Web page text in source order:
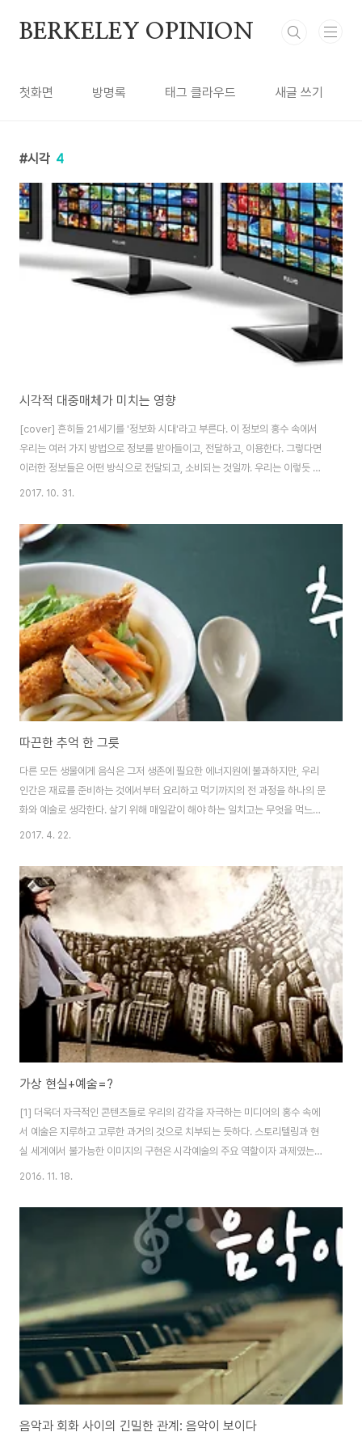
BERKELEY OPINION
첫화면 방명록 태그 클라우드 새글 쓰기
시각 4
시각적 대중매체가 미치는 영향
[cover] 흔히들 21세기를 '정보화 시대'라고 부른다. 이 정보의 홍수 속에서
우리는 여러 가지 방법으로 정보를 받아들이고, 전달하고, 이용한다. 그렇다면
이러한 정보들은 어떤 방식으로 전달되고, 소비되는 것일까. 우리는 이렇듯 무
언가를 남들에게 전달해주는 행태를 매체, 혹은 미디어라고 부른다. 매체의 사
매체 (Media)는 라틴어의 "중간 (Media)"을 뜻하는 단어에서 파생되어 생긴
단어인데, 따라서 어떠한 정보를 사람들에게 전해주는 것들은 모두 하나의 매
체라고 할 수 있다. 매체에는 다양한 종류들이 있다. 광고매체, 대중매체, 기억
매체, 그리고 제사 매체 등이 그러한 종류이다. 필자는 그중에서도 오늘날 가장
많은 ..
2017. 10. 31.
따끈한 추억 한 그릇
다른 모든 생물에게 음식은 그저 생존에 필요한 에너지원에 불과하지만, 우리
인간은 재료를 준비하는 것에서부터 요리하고 먹기까지의 전 과정을 하나의 문
화와 예술로 생각한다. 살기 위해 매일같이 해야 하는 일치고는 무엇을 먹느냐,
어떻게 먹느냐, 누구와 먹느냐 등 생각보다 많은 열정과 시간, 돈을 쏟는다. 라
명은 자연히 우리가 하루도 빼놓지 않고 고민한 결과물에 고스란히 담겨있다.
그만큼 음식은 우리 인생에 적지 않은 비중을 차지할 수밖에 없고, 문화 요소로
자리 잡으면서 꽤 깊은 의미를 지니기 시작했다. 좋아하는 음식을 떠올릴 때면
꼭 그때 함께 먹었던 사람들이나 그 날의 에피소드, 그 장소의 분위기가 함께 생
각나지 않는가. 어머니를..
2017. 4. 22.
가상 현실+예술=?
[1] 더욱더 자극적인 콘텐츠들로 우리의 감각을 자극하는 미디어의 홍수 속에
서 예술은 지루하고 고루한 과거의 것으로 치부되는 듯하다. 스토리텔링과 현
실 세계에서 불가능한 이미지의 구현은 시각예술의 주요 역할이자 과제였는데,
이러한 스토리와 이미지를 더욱 효과적으로 전달할 수 있는 영상, 컴퓨터그래
고, 예술은 그것을 찾는 사람들만이 일부러 시간을 내서 감상해야 하는 접근성
과 흥미로움, 대중성이 떨어지는 매체가 되어버렸다. 예술은 그 학구적인 기반
과 지식인들의 옹호 아래 고상한 문화로서의 위상은 지키고 있지만, 과거와 같
이 인간에게 있어서 제1의 매체였던 예술의 전성기는 지난 것 같이 보인다. 이
러한 현실이 씁쓸하지만, 한편으로는 ..
2016. 11. 18.
음악과 회화 사이의 긴밀한 관계: 음악이 보이다